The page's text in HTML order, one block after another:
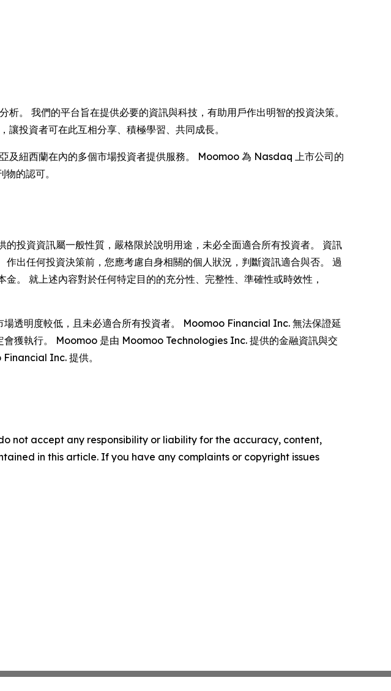
。 我們的平台旨在提供必要的資訊與科技，有助用戶作出明智的投資決策。
投資者可在此互相分享、積極學習、共同成長。
及紐西蘭在內的多個市場投資者提供服務。 Moomoo 為 Nasdaq 上市公司的
的認可。
投資資訊屬一般性質，嚴格限於說明用途，未必全面適合所有投資者。 資訊
出任何投資決策前，您應考慮自身相關的個人狀況，判斷資訊適合與否。 過
。 就上述內容對於任何特定目的的充分性、完整性、準確性或時效性，
透明度較低，且未必適合所有投資者。 Moomoo Financial Inc. 無法保證延
獲執行。 Moomoo 是由 Moomoo Technologies Inc. 提供的金融資訊與交
Inc. 提供。
not accept any responsibility or liability for the accuracy, content,
in this article. If you have any complaints or copyright issues